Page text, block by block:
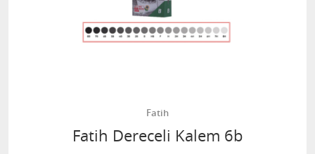
Fatih
Fatih Dereceli Kalem 6b